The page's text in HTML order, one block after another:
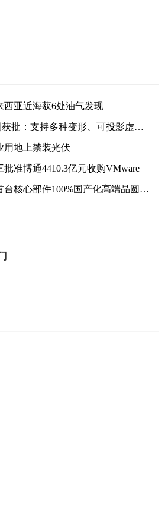
西亚近海获6处油气发现
苹果二合一iPad专利获批：支持多种变形、可投影虚拟键盘
用地上禁装光伏
准博通4410.3亿元收购VMware
华工科技造出我国首台核心部件100%国产化高端晶圆激光切割设备